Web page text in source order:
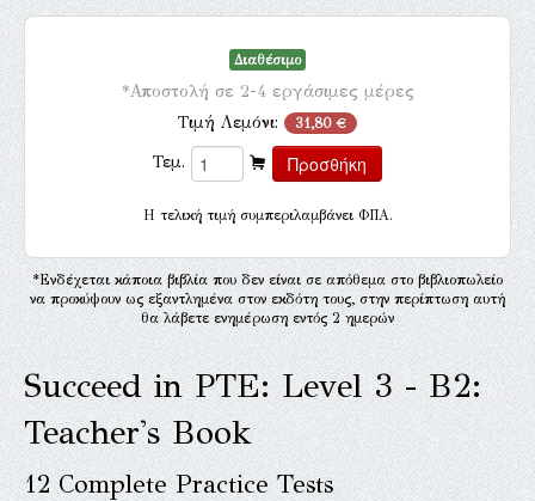
Διαθέσιμο
*Αποστολή σε 2-4 εργάσιμες μέρες
Τιμή Λεμόνι: 31,80 €
Τεμ.
H τελική τιμή συμπεριλαμβάνει ΦΠΑ.
*Ενδέχεται κάποια βιβλία που δεν είναι σε απόθεμα στο βιβλιοπωλείο
να προκύψουν ως εξαντλημένα στον εκδότη τους, στην περίπτωση αυτή
θα λάβετε ενημέρωση εντός 2 ημερών
Succeed in PTE: Level 3 - B2:
Teacher's Book
12 Complete Practice Tests